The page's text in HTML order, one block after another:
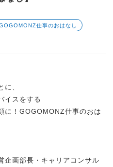
仕事のおはなし
に、
イスをする
に！GOGOMONZ仕事のおは
企画部長・キャリアコンサル